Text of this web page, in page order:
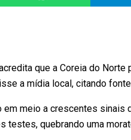
que a Coreia do
a mídia local, citando
em meio a crescentes sinais
testes, quebrando uma